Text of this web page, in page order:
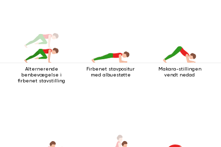
Alternerende
benbevægelse i
firbenet stavstilling
Firbenet stavpositur
med albuestøtte
Makara-stillingen
vendt nedad